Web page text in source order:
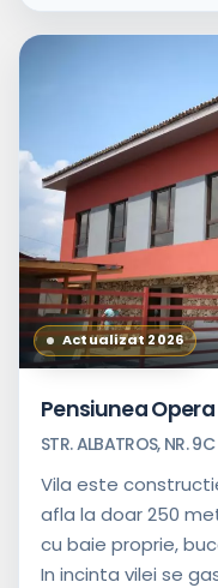
Actualizat 2026
Pensiunea Opera
STR. ALBATROS, NR. 9C
Vila este
afla la doar 250
cu baie proprie,
In incinta vilei se